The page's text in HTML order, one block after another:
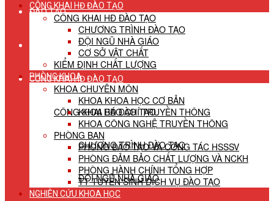
ĐÀO TẠO
TUYỂN SINH
CÔNG KHAI HĐ ĐÀO TẠO
CÔNG KHAI HĐ ĐÀO TẠO
CHƯƠNG TRÌNH ĐÀO TẠO
ĐỘI NGŨ NHÀ GIÁO
CÔNG KHAI HĐ ĐÀO TẠO
CÔNG KHAI HĐ ĐÀO TẠO
CHƯƠNG TRÌNH ĐÀO TẠO
ĐỘI NGŨ NHÀ GIÁO
CƠ SỞ VẬT CHẤT
KIỂM ĐỊNH CHẤT LƯỢNG
PHÒNG KHOA
KHOA CHUYÊN MÔN
KHOA KHOA HỌC CƠ BẢN
KHOA BÁO CHÍ TRUYỀN THÔNG
KHOA CÔNG NGHỆ TRUYỀN THÔNG
PHÒNG BAN
PHÒNG ĐÀO TẠO VÀ CÔNG TÁC HSSSV
PHÒNG ĐẢM BẢO CHẤT LƯỢNG VÀ NCKH
PHÒNG HÀNH CHÍNH TỔNG HỢP
TT TUYỂN SINH DỊCH VỤ ĐÀO TẠO
NGHIÊN CỨU KHOA HỌC